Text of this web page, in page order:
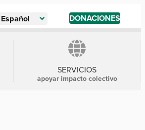
Español DONACIONES
SERVICIOS
apoyar impacto colectivo